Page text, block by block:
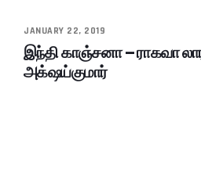
JANUARY 22, 2019
இந்தி காஞ்சனா – ராகவா
அக்‌ஷய்குமார்